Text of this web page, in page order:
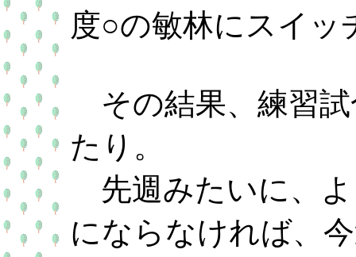
度○の敏林にスイッ
その結果、練習試
たり。
先週みたいに、
にならなければ、